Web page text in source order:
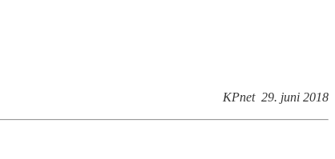
KPnet 29. juni 2018